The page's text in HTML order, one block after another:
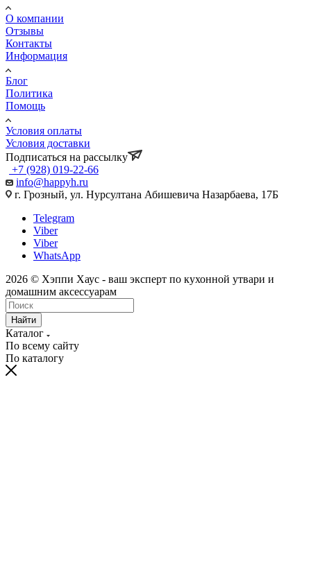
О компании
Отзывы
Контакты
Информация
Блог
Политика
Помощь
Условия оплаты
Условия доставки
Подписаться на рассылку
+7 (928) 019-22-66
info@happyh.ru
г. Грозный, ул. Нурсултана Абишевича Назарбаева, 17Б
Telegram
Viber
Viber
WhatsApp
2026 © Хэппи Хаус - ваш эксперт по кухонной утвари и
домашним аксессуарам
Найти
Каталог
По всему сайту
По каталогу